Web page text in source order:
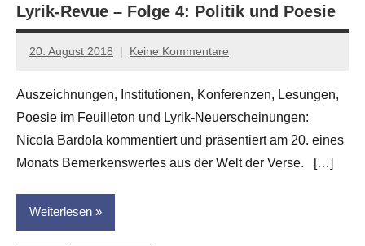
Lyrik-Revue – Folge 4: Politik und Poesie
20. August 2018
Jan-
Hornauer
für
dasgedichtblog
Keine Kommentare
Auszeichnungen, Institutionen, Konferenzen, Lesungen,
Poesie im Feuilleton und Lyrik-Neuerscheinungen:
Nicola Bardola kommentiert und präsentiert am 20. eines
Monats Bemerkenswertes aus der Welt der Verse. […]
Weiterlesen